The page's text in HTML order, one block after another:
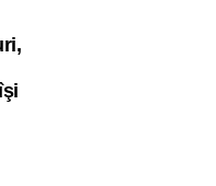
prezentat steagurile
de grup.
colaborarea. Am
conectați, de a
și de a transforma
noastre”.